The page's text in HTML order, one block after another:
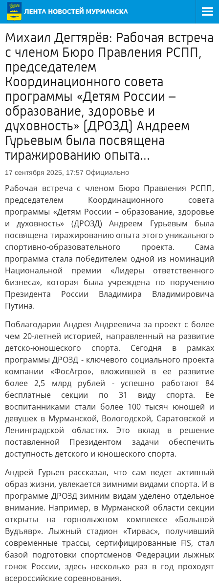
Михаил Дегтярёв: Рабочая встреча
с членом Бюро Правления РСПП,
председателем
Координационного совета
программы «Детям России –
образование, здоровье и
духовность» (ДРОЗД) Андреем
Гурьевым была посвящена
тиражированию опыта...
17 сентября 2025, 17:57 Официально
Рабочая встреча с членом Бюро Правления РСПП,
председателем Координационного совета
программы «Детям России – образование, здоровье
и духовность» (ДРОЗД) Андреем Гурьевым была
посвящена тиражированию опыта этого уникального
спортивно-образовательного проекта. Сама
программа стала победителем одной из номинаций
Национальной премии «Лидеры ответственного
бизнеса», которая была учреждена по поручению
Президента России Владимира Владимировича
Путина.
Поблагодарил Андрея Андреевича за проект с более
чем 20-летней историей, направленный на развитие
детско-юношеского спорта. Сегодня в рамках
программы ДРОЗД - ключевого социального проекта
компании «ФосАгро», вложившей в ее развитие
более 2,5 млрд рублей - успешно работают 84
бесплатные секции по 31 виду спорта. Ее
воспитанниками стали более 100 тысяч юношей и
девушек в Мурманской, Вологодской, Саратовской и
Ленинградской областях. Это вклад в решение
поставленной Президентом задачи обеспечить
доступность детского и юношеского спорта.
Андрей Гурьев рассказал, что сам ведет активный
образ жизни, увлекается зимними видами спорта. И в
программе ДРОЗД зимним видам уделено отдельное
внимание. Например, в Мурманской области секции
открыты на горнолыжном комплексе «Большой
Вудъявр». Лыжный стадион «Тирвас», получивший
современные трассы, сертифицированные FIS, стал
базой подготовки спортсменов Федерации лыжных
гонок России, здесь несколько раз в год проходят
всероссийские соревнования.